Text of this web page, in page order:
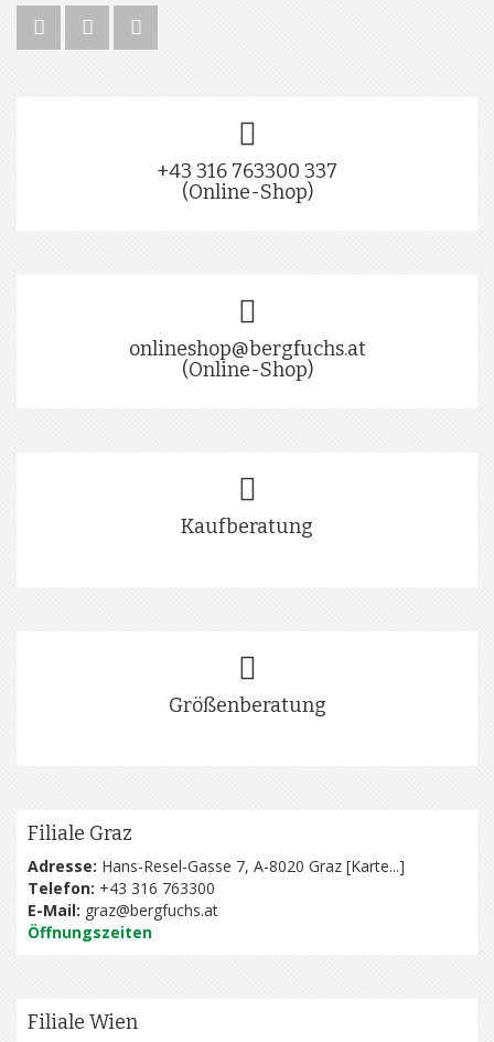
+43 316 763300 337
(Online-Shop)
onlineshop@bergfuchs.at
(Online-Shop)
Kaufberatung
Größenberatung
Filiale Graz
Adresse: Hans-Resel-Gasse 7, A-8020 Graz [Karte...]
Telefon: +43 316 763300
E-Mail: graz@bergfuchs.at
Öffnungszeiten
Filiale Wien